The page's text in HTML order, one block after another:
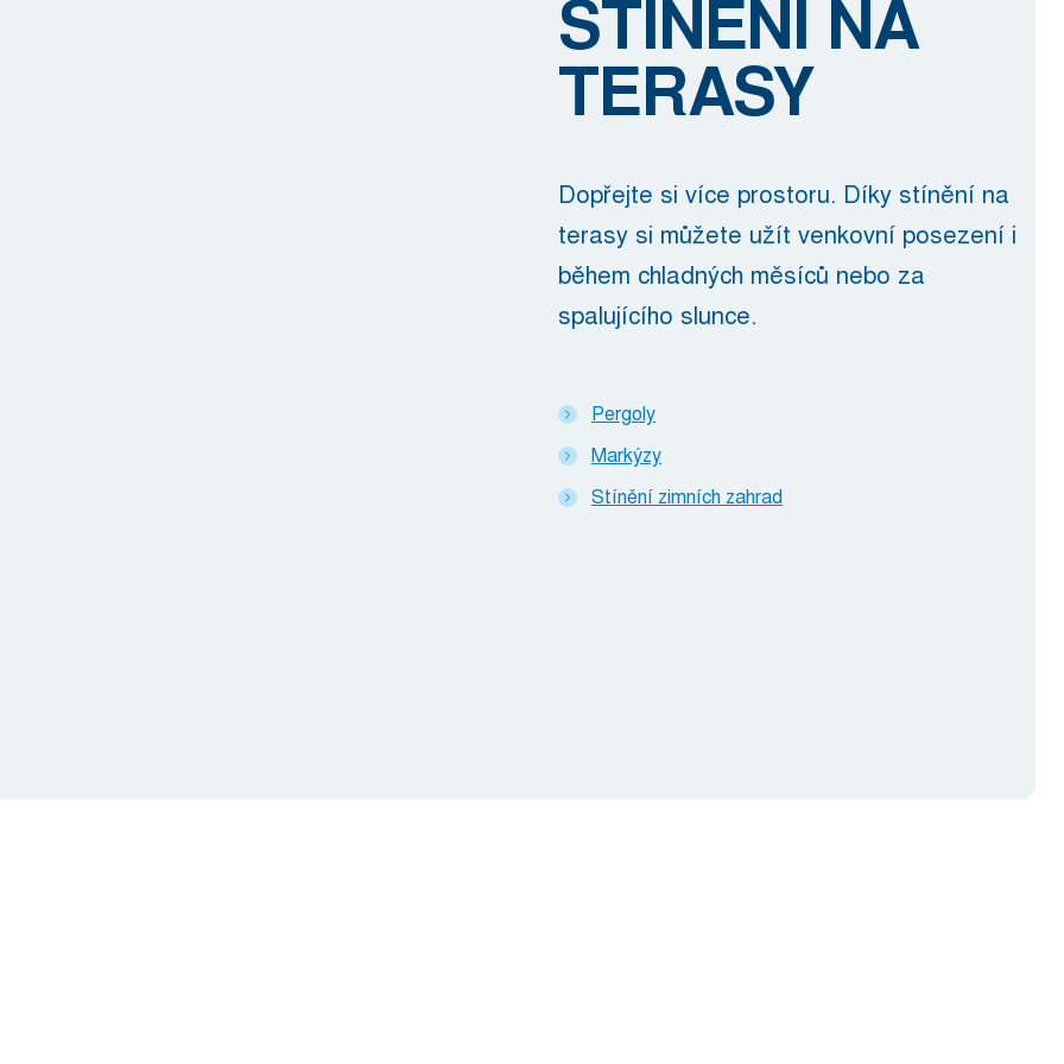
STÍNĚNÍ NA
TERASY
Dopřejte si více prostoru. Díky stínění na
terasy si můžete užít venkovní posezení i
během chladných měsíců nebo za
spalujícího slunce.
Pergoly
Markýzy
Stínění zimních zahrad